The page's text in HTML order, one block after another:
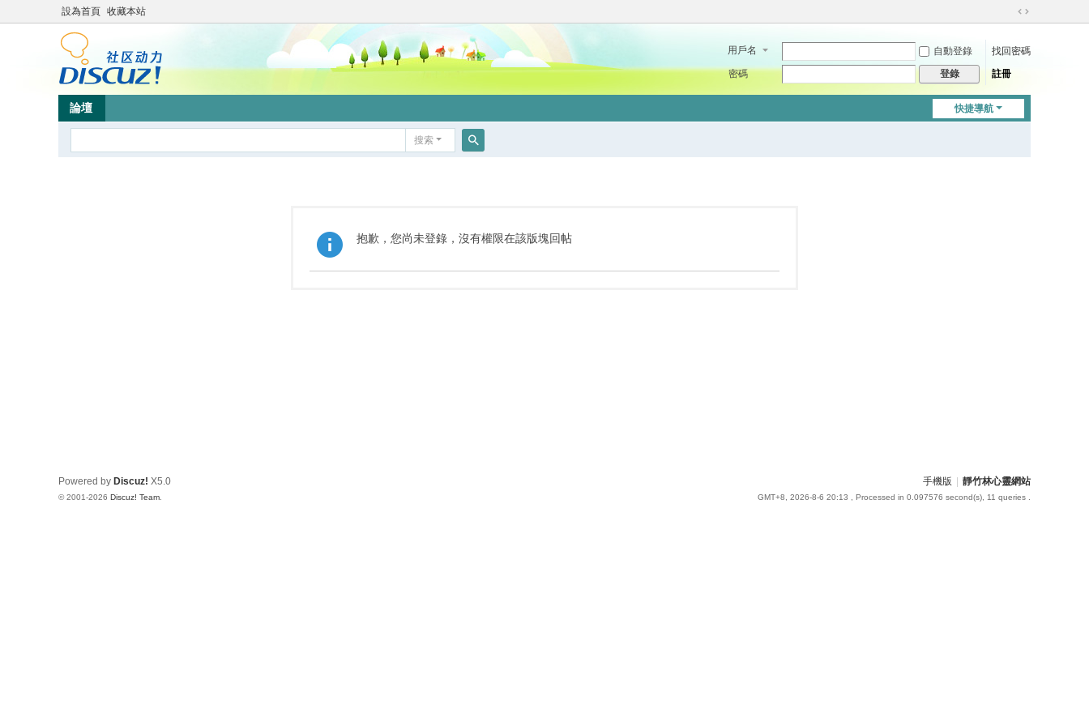
設為首頁 收藏本站
切
到
用戶名 自動登錄
找回密碼
密碼
登錄 註冊
快捷導航
論壇
搜索
抱歉，您尚未登錄，沒有權限在該版塊回帖
手機版 靜竹林心靈網站
GMT+8, 2026-8-6 20:13 , Processed in 0.097576 second(s), 11 queries .
Powered by Discuz! X5.0
© 2001-2026 Discuz! Team